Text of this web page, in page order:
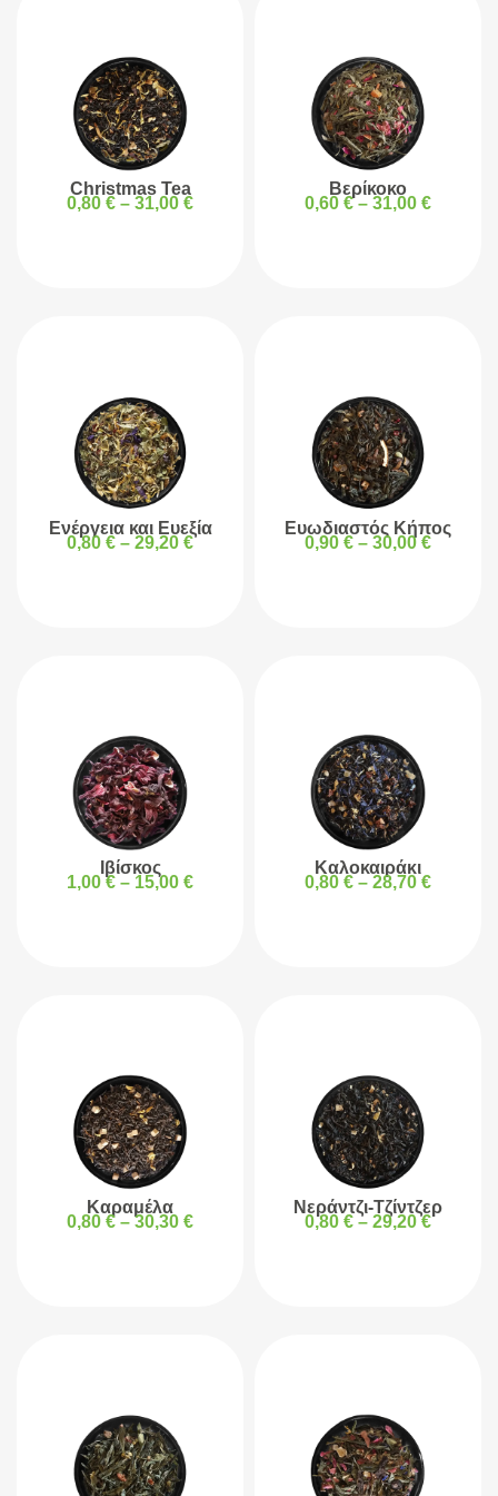
Christmas Tea
0,80 € – 31,00 €
Βερίκοκο
0,60 € – 31,00 €
Ενέργεια και Ευεξία
0,80 € – 29,20 €
Ευωδιαστός Κήπος
0,90 € – 30,00 €
Ιβίσκος
1,00 € – 15,00 €
Καλοκαιράκι
0,80 € – 28,70 €
Καραμέλα
0,80 € – 30,30 €
Νεράντζι-Τζίντζερ
0,80 € – 29,20€